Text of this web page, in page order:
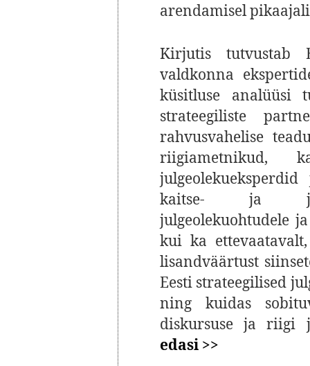
arendamisel
Kirjutis tutvustab
valdkonna
küsitluse analüüsi
strateegiliste
rahvusvahelise
riigiametnikud,
kaitse- ja
julgeolekuohtudele
kui ka
lisandväärtust
Eesti strateegilised
ning kuidas
diskursuse ja riigi
edasi >>